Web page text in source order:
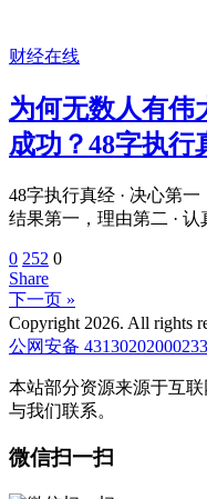
财经在线
为何无数人有伟
成功？48字执行
48字执行真经 · 决心第
结果第一，理由第二 ·
0 252 0
Share
下一页 »
Copyright 2026. All rights
公网安备
本站部分资源来源于互
与我们联系。
微信扫一扫